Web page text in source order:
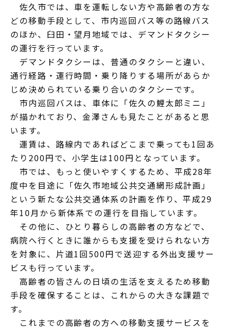
佐久市では、車を運転しない方や高齢者の方な
どの移動手段として、市内巡回バス等の路線バス
のほか、臼田・望月地域では、デマンドタクシー
の運行を行っています。
デマンドタクシーは、普通のタクシーと違い、
通行経路・運行時間・乗り降りする場所があらか
じめ決められている乗り合いのタクシーです。
市内巡回バスは、車体に「佐久の鯉太郎ミニ」
が描かれており、金澤さんも見たことがあると思
います。
運賃は、路線内であればどこまで乗っても1回あ
たり200円で、小学生は100円となっています。
市では、もっと使いやすくするため、平成28年
度中を目途に「佐久市地域公共交通網形成計画」
という新たな公共交通体系の計画を作り、平成29
年10月から新体系での運行を目指しています。
その他に、ひとり暮らしの高齢者の方などで、
病院へ行くときに誰からも支援を受けられない方
を対象に、片道1回500円で送迎する外出支援サー
ビスも行っています。
高齢者の皆さんの日頃の生活を支えるため移動
手段を確保することは、これからの大きな課題で
す。
これまでの高齢者の方への移動支援サービスを